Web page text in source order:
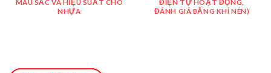
MÀU SẮC VÀ HIỆU SUẤT CHO
NHỰA
ĐIỆN TỰ HOẠT ĐỘNG,
ĐÁNH GIÁ BẰNG KHÍ NÉN)